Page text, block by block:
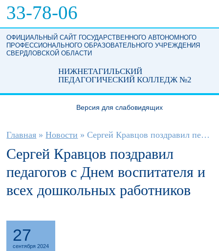
33-78-06
ОФИЦИАЛЬНЫЙ САЙТ ГОСУДАРСТВЕННОГО АВТОНОМНОГО
ПРОФЕССИОНАЛЬНОГО ОБРАЗОВАТЕЛЬНОГО УЧРЕЖДЕНИЯ
СВЕРДЛОВСКОЙ ОБЛАСТИ
НИЖНЕТАГИЛЬСКИЙ
ПЕДАГОГИЧЕСКИЙ КОЛЛЕДЖ №2
Версия для слабовидящих
Вы здесь
Главная » Новости » Сергей Кравцов поздравил педагогов с...
Сергей Кравцов поздравил
педагогов с Днем воспитателя и
всех дошкольных работников
27
сентября 2024